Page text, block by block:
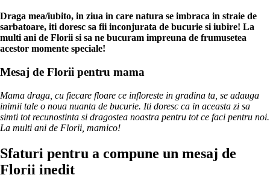
Draga mea/iubito, in ziua in care natura se imbraca in straie de
sarbatoare, iti doresc sa fii inconjurata de bucurie si iubire! La
multi ani de Florii si sa ne bucuram impreuna de frumusetea
acestor momente speciale!
Mesaj de Florii pentru mama
Mama draga, cu fiecare floare ce infloreste in gradina ta, se adauga
inimii tale o noua nuanta de bucurie. Iti doresc ca in aceasta zi sa
simti tot recunostinta si dragostea noastra pentru tot ce faci pentru noi.
La multi ani de Florii, mamico!
Sfaturi pentru a compune un mesaj de
Florii inedit